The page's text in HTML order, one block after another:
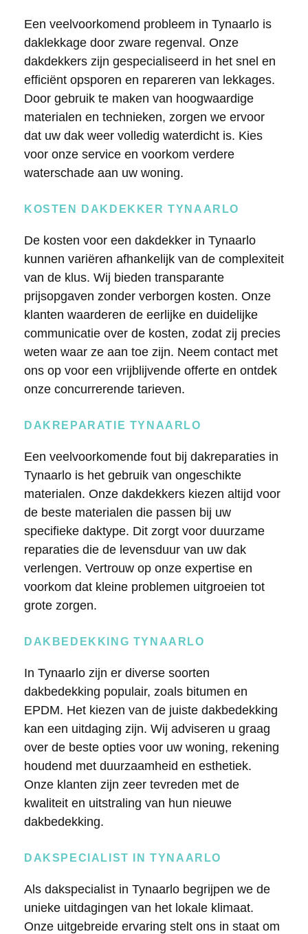
Een veelvoorkomend probleem in Tynaarlo is
daklekkage door zware regenval. Onze
dakdekkers zijn gespecialiseerd in het snel en
efficiënt opsporen en repareren van lekkages.
Door gebruik te maken van hoogwaardige
materialen en technieken, zorgen we ervoor
dat uw dak weer volledig waterdicht is. Kies
voor onze service en voorkom verdere
waterschade aan uw woning.
KOSTEN DAKDEKKER TYNAARLO
De kosten voor een dakdekker in Tynaarlo
kunnen variëren afhankelijk van de complexiteit
van de klus. Wij bieden transparante
prijsopgaven zonder verborgen kosten. Onze
klanten waarderen de eerlijke en duidelijke
communicatie over de kosten, zodat zij precies
weten waar ze aan toe zijn. Neem contact met
ons op voor een vrijblijvende offerte en ontdek
onze concurrerende tarieven.
DAKREPARATIE TYNAARLO
Een veelvoorkomende fout bij dakreparaties in
Tynaarlo is het gebruik van ongeschikte
materialen. Onze dakdekkers kiezen altijd voor
de beste materialen die passen bij uw
specifieke daktype. Dit zorgt voor duurzame
reparaties die de levensduur van uw dak
verlengen. Vertrouw op onze expertise en
voorkom dat kleine problemen uitgroeien tot
grote zorgen.
DAKBEDEKKING TYNAARLO
In Tynaarlo zijn er diverse soorten
dakbedekking populair, zoals bitumen en
EPDM. Het kiezen van de juiste dakbedekking
kan een uitdaging zijn. Wij adviseren u graag
over de beste opties voor uw woning, rekening
houdend met duurzaamheid en esthetiek.
Onze klanten zijn zeer tevreden met de
kwaliteit en uitstraling van hun nieuwe
dakbedekking.
DAKSPECIALIST IN TYNAARLO
Als dakspecialist in Tynaarlo begrijpen we de
unieke uitdagingen van het lokale klimaat.
Onze uitgebreide ervaring stelt ons in staat om